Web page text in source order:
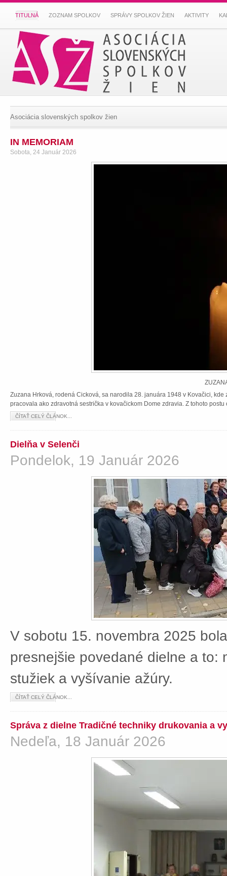
TITULNÁ ZOZNAM SPOLKOV SPRÁVY SPOLKOV ŽIEN AKTIVITY
Asociácia slovenských spolkov žien
IN MEMORIAM
Sobota, 24 Január 2026
Zuzana Hrková, rodená Cicková, sa narodila 28. januára 1948 v Kovačici,
pracovala ako zdravotná sestrička v kovačickom Dome zdravia. Z tohoto
ČÍTAŤ CELÝ ČLÁNOK...
Dielňa v Selenči
Pondelok, 19 Január 2026
V sobotu 15. novembra 2025
presnejšie povedané dielne a to:
stužiek a vyšívanie ažúry.
ČÍTAŤ CELÝ ČLÁNOK...
Správa z dielne Tradičné techniky drukovania a
Nedeľa, 18 Január 2026